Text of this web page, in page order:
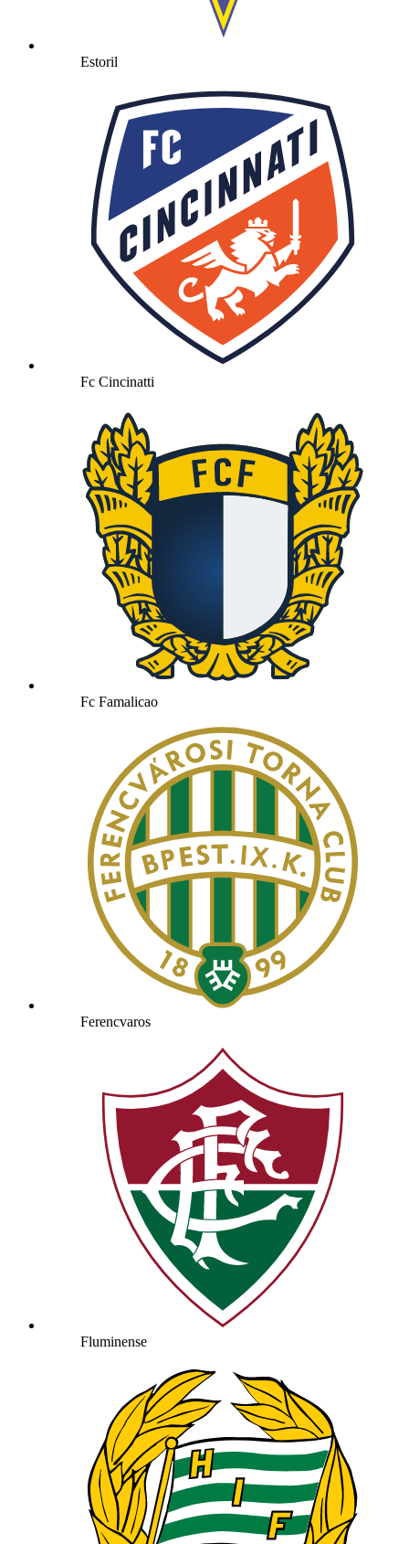
Estoril
Fc Cincinatti
Fc Famalicao
Ferencvaros
Fluminense